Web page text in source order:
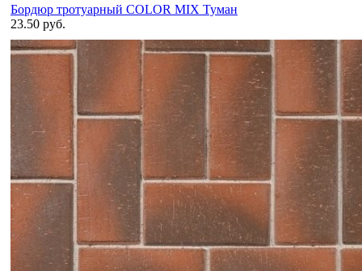
Бордюр тротуарный COLOR MIX Туман
23.50 руб.